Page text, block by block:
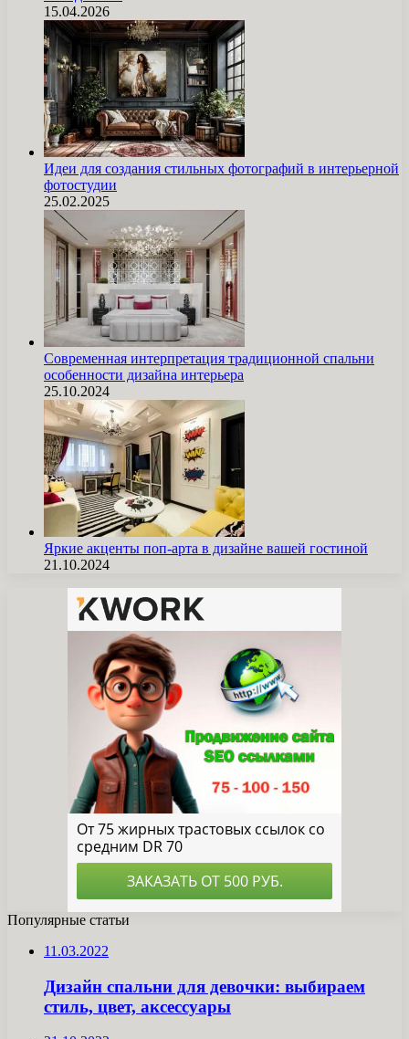
15.04.2026
Идеи для создания стильных фотографий в интерьерной
фотостудии
25.02.2025
Современная интерпретация традиционной спальни
особенности дизайна интерьера
25.10.2024
Яркие акценты поп-арта в дизайне вашей гостиной
21.10.2024
Популярные статьи
11.03.2022
Дизайн спальни для девочки: выбираем
стиль, цвет, аксессуары